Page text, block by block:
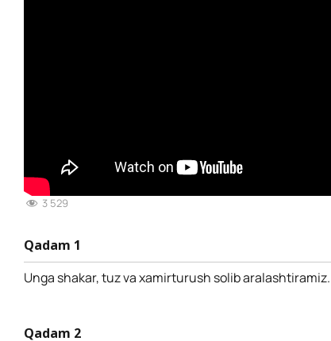
3 529
Qadam 1
Unga shakar, tuz va xamirturush solib aralashtiramiz.
Qadam 2